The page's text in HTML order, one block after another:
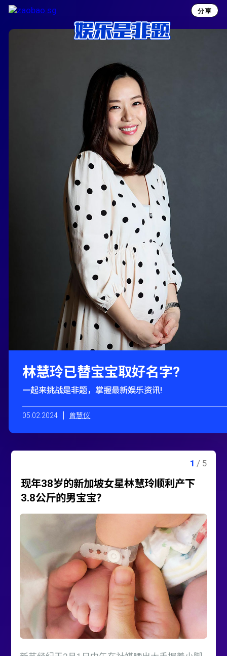
林慧玲已替宝宝取好名字?
一起来挑战是非题，掌握最新娱乐资讯!
05.02.2024 曾慧仪
现年38岁的新加坡女星林慧玲顺利产下
3.8公斤的男宝宝？